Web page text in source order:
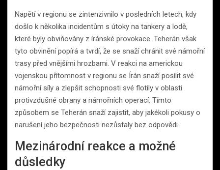
Napětí v regionu se zintenzivnilo v posledních letech, kdy
došlo k několika incidentům s útoky na tankery a lodě,
které byly obviňovány z íránské provokace. Teherán však
tyto obvinění popírá a tvrdí, že se snaží chránit své námořní
trasy před vnějšími hrozbami. V reakci na americkou
vojenskou přítomnost v regionu se Írán snaží posílit své
námořní síly a zlepšit schopnosti své flotily v oblasti
protivzdušné obrany a námořních operací. Tímto
způsobem se Teherán snaží zajistit, aby jakékoli pokusy o
narušení jeho bezpečnosti nezůstaly bez odpovědi.
Mezinárodní reakce a možné
důsledky